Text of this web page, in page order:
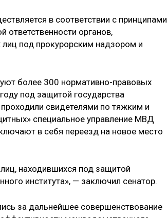
в соответствии с принципами
ответственности органов,
под прокурорским надзором и
более 300 нормативно-правовых
под защитой государства
свидетелями по тяжким и
специальное управление МВД
в себя переезд на новое место
находившихся под защитой
института», — заключил сенатор.
за дальнейшее совершенствование